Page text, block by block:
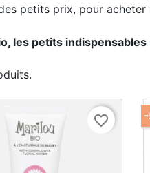
petits prix, pour
les petits indispensables
favorite_border